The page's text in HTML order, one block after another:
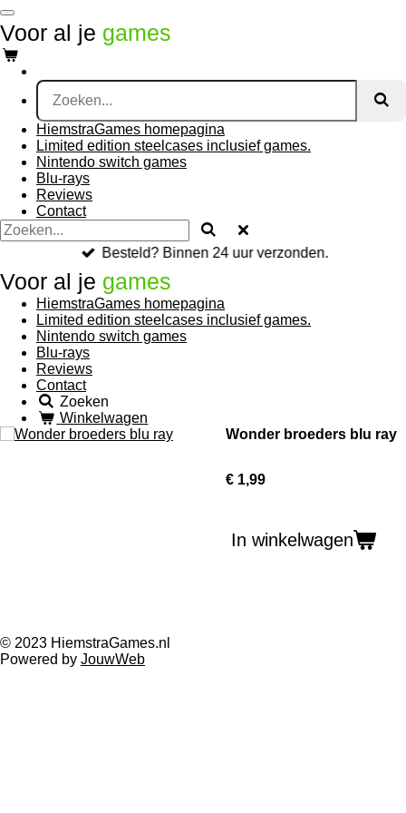
Ga
direct
naar
de
hoofdinhoud
Voor al je games
HiemstraGames homepagina
Limited edition steelcases inclusief games.
Nintendo switch games
Blu-rays
Reviews
Contact
Besteld? Binnen 24 uur verzonden.
Voor al je games
HiemstraGames homepagina
Limited edition steelcases inclusief games.
Nintendo switch games
Blu-rays
Reviews
Contact
Zoeken
Winkelwagen
Wonder broeders blu ray
€ 1,99
In winkelwagen
© 2023 HiemstraGames.nl
Powered by JouwWeb